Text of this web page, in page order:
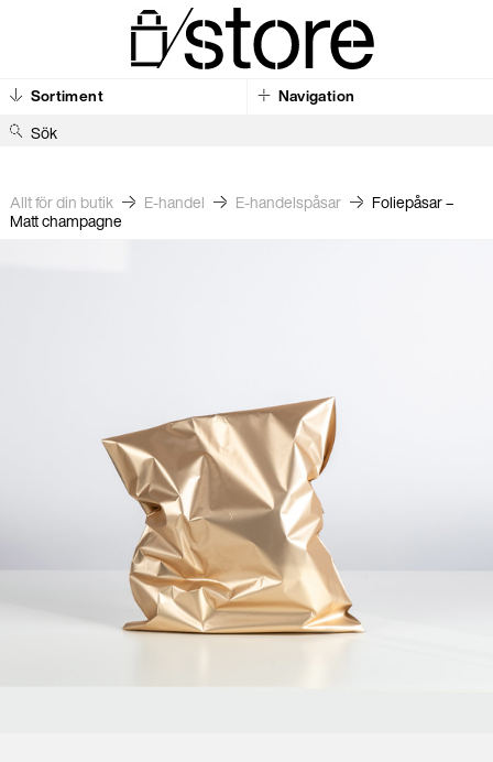
Sortiment Navigation
Sök
Allt för din butik E-handel E-handels­påsar
Foliepåsar –
Matt champagne